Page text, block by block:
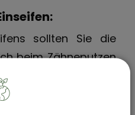
sollten Sie die
beim Zähneputzen
Sie Warmwasser,
nur zum Spülen